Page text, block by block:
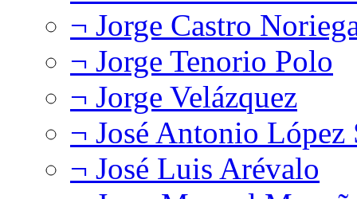
¬ Jorge Castro
¬ Jorge Tenorio Polo
¬ Jorge Velázquez
¬ José Antonio López
¬ José Luis Arévalo